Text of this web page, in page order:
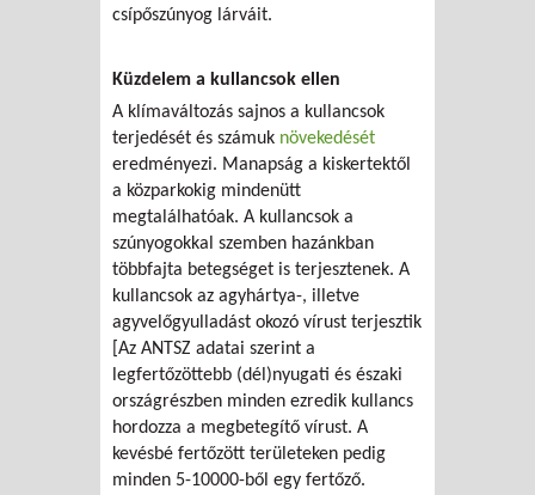
csípőszúnyog lárváit.
Küzdelem a kullancsok ellen
A klímaváltozás sajnos a kullancsok
terjedését és számuk növekedését
eredményezi. Manapság a kiskertektől
a közparkokig mindenütt
megtalálhatóak. A kullancsok a
szúnyogokkal szemben hazánkban
többfajta betegséget is terjesztenek. A
kullancsok az agyhártya-, illetve
agyvelőgyulladást okozó vírust terjesztik
[Az ANTSZ adatai szerint a
legfertőzöttebb (dél)nyugati és északi
országrészben minden ezredik kullancs
hordozza a megbetegítő vírust. A
kevésbé fertőzött területeken pedig
minden 5-10000-ből egy fertőző.